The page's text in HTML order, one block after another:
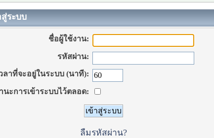
ระบบ
ชื่อผู้ใช้งาน:
รหัสผ่าน:
ลาที่จะอยู่ในระบบ (นาที):
นะการเข้าระบบไว้ตลอด:
ลืมรหัสผ่าน?